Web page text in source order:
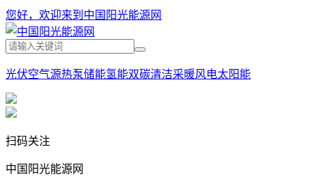
您好，欢迎来到中国阳光能源网
光伏空气源热泵储能氢能双碳清洁采暖风电太阳能
扫码关注
中国阳光能源网